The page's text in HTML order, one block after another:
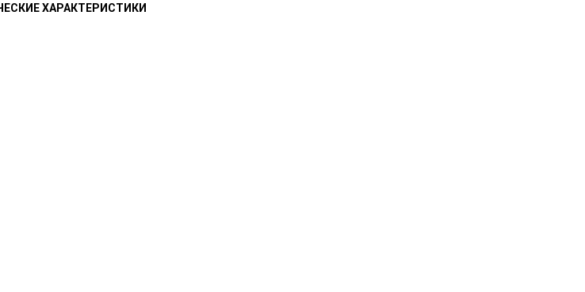
ХАРАКТЕРИСТИКИ